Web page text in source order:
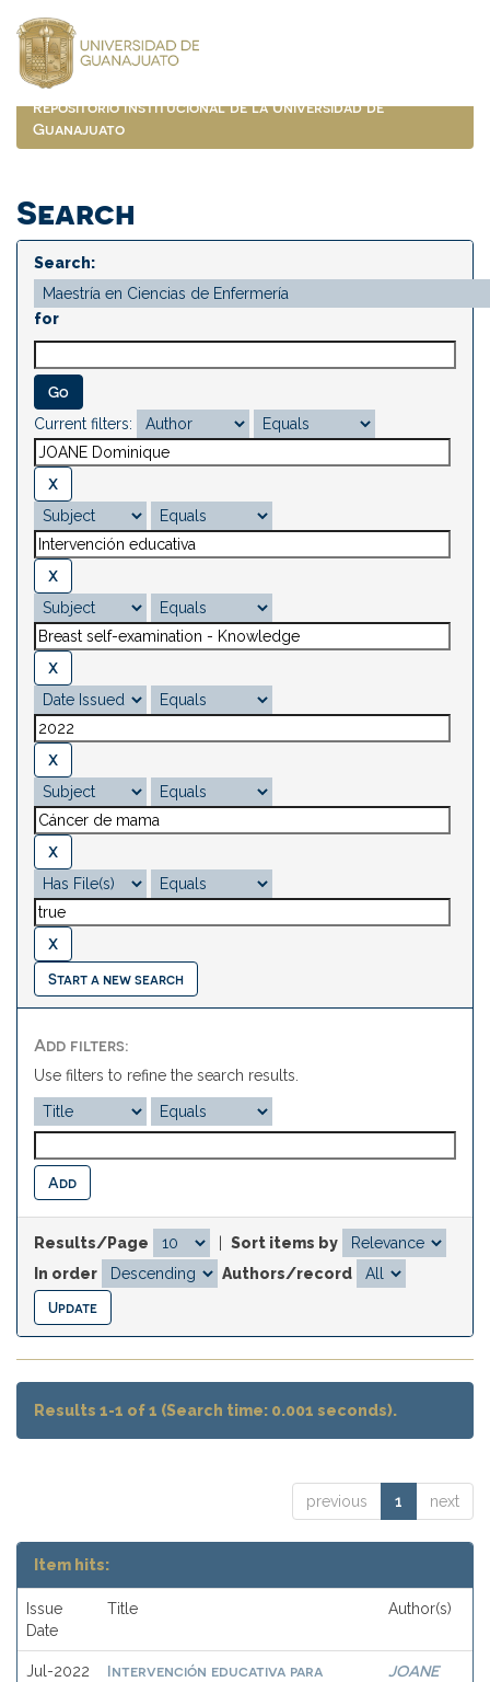
navigation
Repositorio Institucional de la Universidad de
Guanajuato
Search
Search:
for
Current filters:
Start a new search
Add filters:
Use filters to refine the search results.
Results/Page
Sort items by
In order
Authors/record
Results 1-1 of 1 (Search time: 0.001 seconds).
previous 1 next
Item hits:
Issue
Date
Title Author(s)
Jul-2022
Intervención educativa para
JOANE